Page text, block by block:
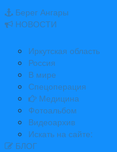
Берег Ангары
НОВОСТИ
Иркутская область
Россия
В мире
Спецоперация
Медицина
Фотоальбом
Видеоархив
Искать на сайте:
БЛОГ